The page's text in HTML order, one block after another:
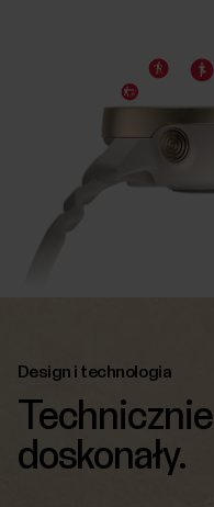
Design i technologia
Technicznie
doskonały.